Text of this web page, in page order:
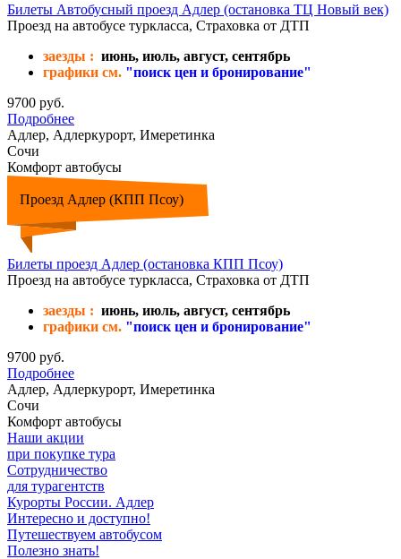
Билеты Автобусный проезд Адлер (остановка ТЦ Новый век)
Проезд на автобусе туркласса, Страховка от ДТП
заезды : июнь, июль, август, сентябрь
графики см. "поиск цен и бронирование"
9700 руб.
Подробнее
Адлер, Адлеркурорт, Имеретинка
Сочи
Комфорт автобусы
Проезд Адлер (КПП Псоу)
Билеты проезд Адлер (остановка КПП Псоу)
Проезд на автобусе туркласса, Страховка от ДТП
заезды : июнь, июль, август, сентябрь
графики см. "поиск цен и бронирование"
9700 руб.
Подробнее
Адлер, Адлеркурорт, Имеретинка
Сочи
Комфорт автобусы
Наши акции
при покупке тура
Сотрудничество
для турагентств
Курорты России. Адлер
Интересно и доступно!
Путешествуем автобусом
Полезно знать!